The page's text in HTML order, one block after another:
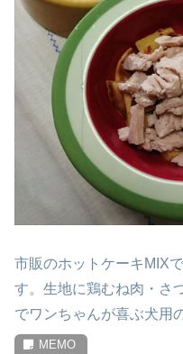
市販のホットケーキMIX
す。 生地に鶏むね肉・さ
でワンちゃんが喜ぶ犬用